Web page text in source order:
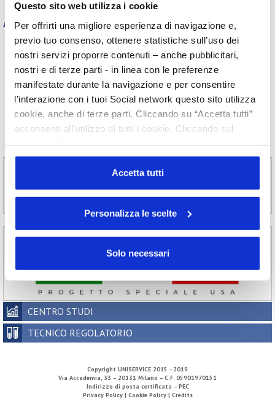
Questo sito web utilizza i cookie
Per offrirti una migliore esperienza di navigazione e,
previo tuo consenso, ottenere statistiche sull’uso dei
nostri servizi proporre contenuti – anche pubblicitari,
nostri e di terze parti - in linea con le preferenze
manifestate durante la navigazione e per consentire
l’interazione con i tuoi Social network questo sito utilizza
cookie, anche di terze parti. Cliccando su “Accetta tutti”
acconsenti all’utilizzo di tutti i cookie. Cliccando sul
o profilazione viene utilizzato. Cliccando su
“Personalizza le scelte” è possibile esprimere la propria
volontà in relazione a ciascuna categoria di cookie del
Accetta tutti
Personalizza le scelte
Solo necessari
Archivio
Tutti gli anni
2026 2025 2024
2023
2022
2021 2020
2019
2018
2017 2016
2015
2014
2013 2012
2011
2010
2009 2008
2007
2006
2005 2004
2003
CENTRO STUDI
TECNICO REGOLATORIO
Copyright UNISERVICE 2015 - 2019
Via Accademia, 33 – 20131 Milano – C.F. 05901970151
Indirizzo di posta certificata – PEC
Privacy Policy | Cookie Policy | Credits